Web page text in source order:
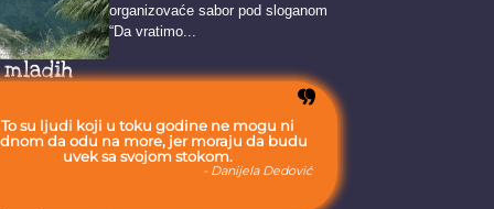
organizovaće sabor pod sloganom
“Da vratimo...
To su ljudi koji u toku godine ne mogu ni
da odu na more, jer moraju da budu
uvek sa svojom stokom.
- Danijela Dedović